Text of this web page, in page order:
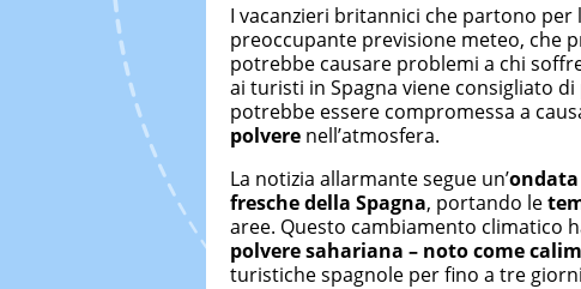
di strategie marketing attraverso
I vacanzieri britannici che partono
preoccupante previsione meteo, che
potrebbe causare problemi a chi
ai turisti in Spagna viene consigliato
potrebbe essere compromessa a
polvere nell’atmosfera.
La notizia allarmante segue un’
fresche della Spagna, portando le
aree. Questo cambiamento climatico
polvere sahariana – noto come
turistiche spagnole per fino a tre